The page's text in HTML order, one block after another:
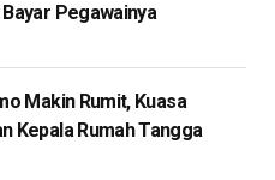
Pegawainya
Makin Rumit, Kuasa
Kepala Rumah Tangga